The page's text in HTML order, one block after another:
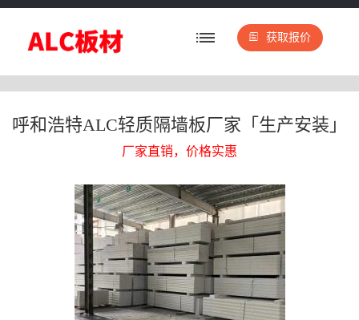
获取报价
呼和浩特ALC轻质隔墙板厂家「生产安装」
厂家直销，价格实惠